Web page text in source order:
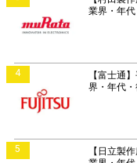
業界・年代
4
【富士通
界・年代・
5
【日立製